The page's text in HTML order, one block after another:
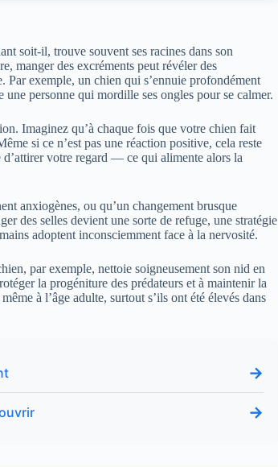
soit-il, trouve souvent ses racines dans son
manger des excréments peut révéler des
Par exemple, un chien qui s’ennuie profondément
personne qui mordille ses ongles pour se calmer.
Imaginez qu’à chaque fois que votre chien fait
si ce n’est pas une réaction positive, cela reste
d’attirer votre regard — ce qui alimente alors la
anxiogènes, ou qu’un changement brusque
des selles devient une sorte de refuge, une stratégie
adoptent inconsciemment face à la nervosité.
par exemple, nettoie soigneusement son nid en
la progéniture des prédateurs et à maintenir la
à l’âge adulte, surtout s’ils ont été élevés dans
→
→